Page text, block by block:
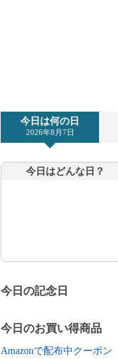
今日は何の日
2026年8月7日
今日はどんな日？
今日の記念日
今日のお買い得商品
Amazonで配布中クーポン